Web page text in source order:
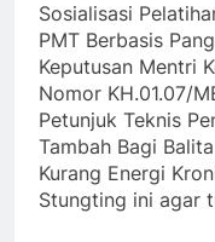
Sosialisasi
PMT Berbasis
Keputusan Mentri
Nomor KH.01.07/
Petunjuk Teknis
Tambah Bagi
Kurang Energi
Stungting ini agar